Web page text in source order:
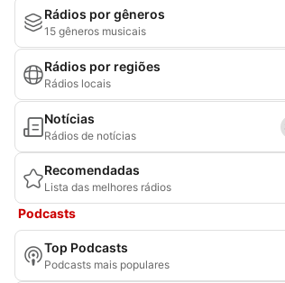
Rádios por gêneros
15 gêneros musicais
Rádios por regiões
Rádios locais
Notícias
Rádios de notícias
Recomendadas
Lista das melhores rádios
Podcasts
Top Podcasts
Podcasts mais populares